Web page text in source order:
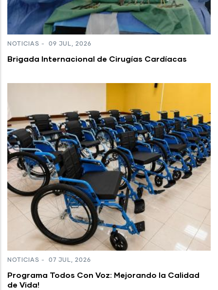
NOTICIAS - 09 JUL, 2026
Brigada Internacional de Cirugías Cardíacas
NOTICIAS - 07 JUL, 2026
Programa Todos Con Voz: Mejorando la Calidad
de Vida!